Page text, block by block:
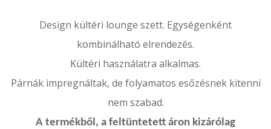
Design kültéri lounge szett. Egységenként
kombinálható elrendezés.
Kültéri használatra alkalmas.
Párnák impregnáltak, de folyamatos esőzésnek kitenni
nem szabad.
A termékből, a feltüntetett áron kizárólag